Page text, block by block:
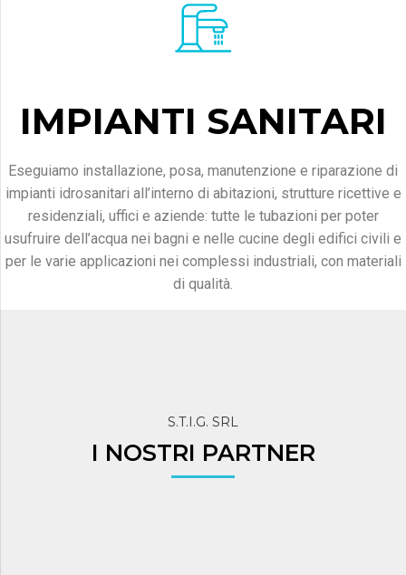
IMPIANTI SANITARI
Eseguiamo installazione, posa, manutenzione e riparazione di
impianti idrosanitari all’interno di abitazioni, strutture ricettive e
residenziali, uffici e aziende: tutte le tubazioni per poter
usufruire dell’acqua nei bagni e nelle cucine degli edifici civili e
per le varie applicazioni nei complessi industriali, con materiali
di qualità.
S.T.I.G. SRL
I NOSTRI PARTNER